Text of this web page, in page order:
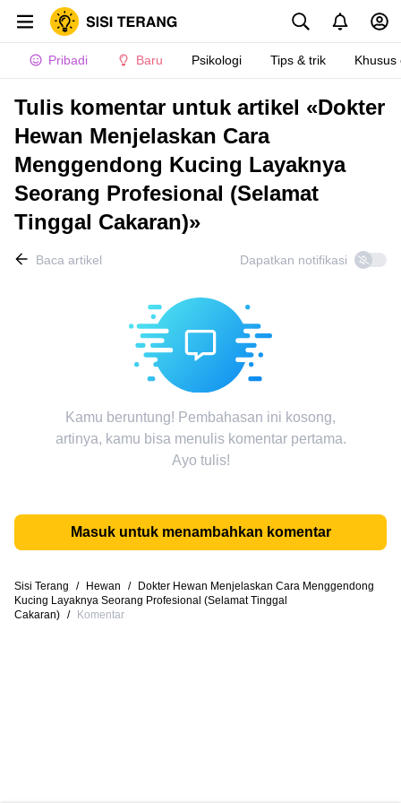
Pribadi Baru Psikologi Tips & trik Khusus
Tulis komentar untuk artikel «Dokter
Hewan Menjelaskan Cara
Menggendong Kucing Layaknya
Seorang Profesional (Selamat
Tinggal Cakaran)»
Baca artikel Dapatkan notifikasi
Kamu beruntung! Pembahasan ini kosong,
artinya, kamu bisa menulis komentar pertama.
Ayo tulis!
Masuk untuk menambahkan komentar
Sisi Terang / Hewan /
Dokter Hewan Menjelaskan Cara Menggendong
Kucing Layaknya Seorang Profesional (Selamat Tinggal
Cakaran) / Komentar